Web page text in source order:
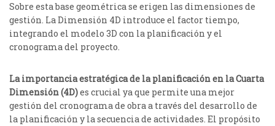
Sobre esta base geométrica se erigen las dimensiones de
gestión. La Dimensión 4D introduce el factor tiempo,
integrando el modelo 3D con la planificación y el
cronograma del proyecto.
La importancia estratégica de la planificación en la Cuarta
Dimensión (4D)es crucial ya que permite una mejor
gestión del cronograma de obra a través del desarrollo de
la planificación y la secuencia de actividades. El propósito